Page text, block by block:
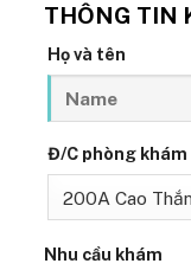
THÔNG TIN
Họ và tên
Đ/C phòng khám
Nhu cầu khám